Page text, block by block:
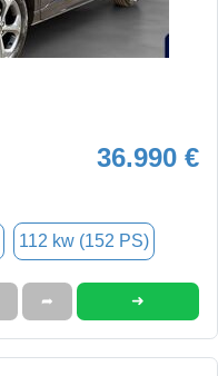
36.990 €
112 kw (152 PS)
➦ ➜